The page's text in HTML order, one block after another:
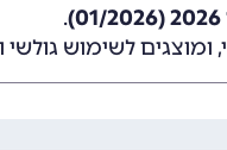
.
ומוצגים לשימוש